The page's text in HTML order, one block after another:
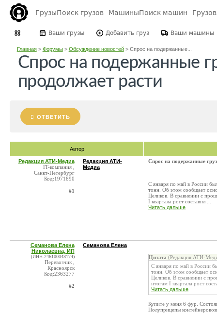
ГрузыПоиск грузов МашиныПоиск машин
Ваши грузы Добавить груз Ваши машины
Главная> Форумы> Обсуждение новостей> Спрос на подержанные...
Спрос на подержанные
продолжает расти
ОТВЕТИТЬ
Автор
Редакция АТИ-Медиа
IT-компания ,
Санкт-Петербург
Код:1971890
#1
Редакция АТИ-
Медиа
Спрос на подержанные
С января по май в России
тонн. Об этом сообщает
Целиков. В сравнении с
I квартала рост составил ...
Читать дальше
Семанова Елена
Николаевна, ИП
(ИНН:246100048174)
Перевозчик ,
Красноярск
Код:2363277
#2
Семанова Елена
Цитата (Редакция АТИ-
С января по май в России
тонн. Об этом сообщает
Целиков. В сравнении с
итогам I квартала рост
Читать дальше
Купите у меня 6 фур.
Полуприцепы